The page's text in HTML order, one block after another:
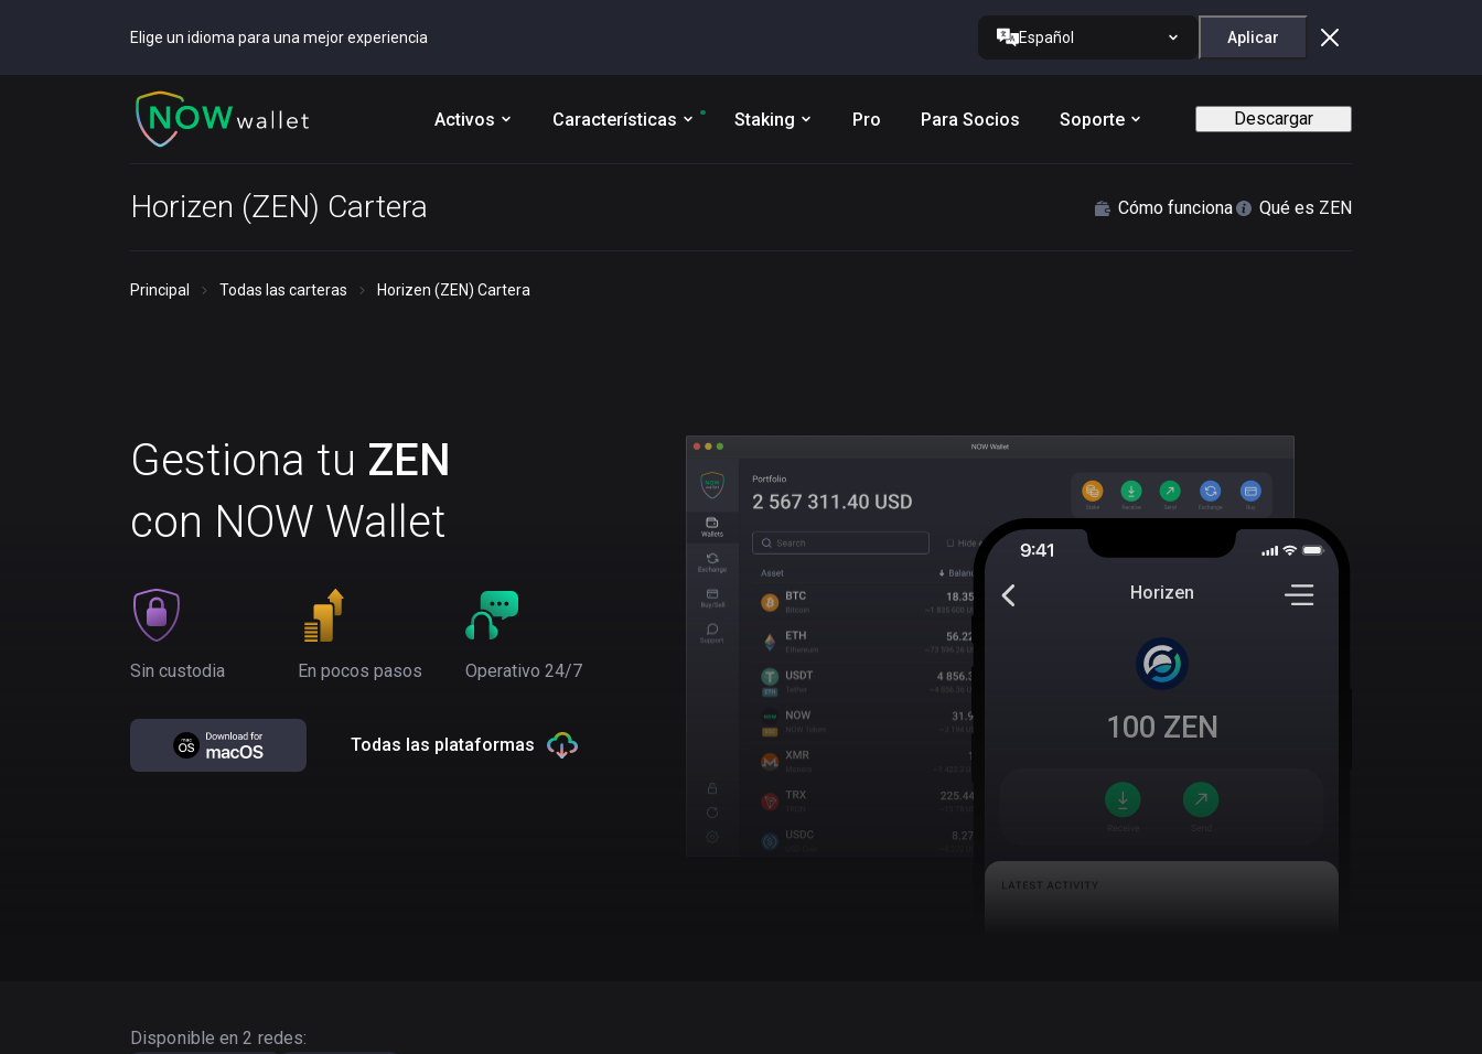
Elige un idioma para una mejor experiencia Español Aplicar
Activos Características Staking Pro Para Socios Soporte Descargar
Horizen (ZEN) Cartera Cómo funciona Qué es ZEN
Principal Todas las carteras Horizen (ZEN) Cartera
Gestiona tu ZEN
con NOW Wallet
Sin custodia En pocos pasos Operativo 24/7
Todas las plataformas
Horizen
100 ZEN
Disponible en 2 redes: